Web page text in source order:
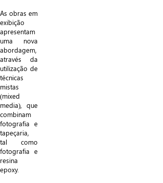
As obras em
exibição
apresentam
uma nova
abordagem,
através da
utilização de
técnicas
mistas
(mixed
media), que
combinam
fotografia e
tapeçaria,
tal como
fotografia e
resina
epoxy.